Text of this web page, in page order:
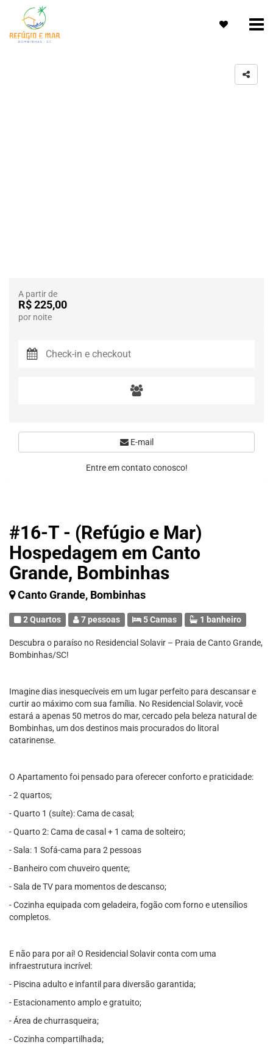
#16-T - (Refúgio e Mar)
Hospedagem em Canto
Grande, Bombinhas
Canto Grande, Bombinhas
2 Quartos 7 pessoas 5 Camas 1 banheiro
Descubra o paraíso no Residencial Solavir – Praia de Canto Grande,
Bombinhas/SC!
Imagine dias inesquecíveis em um lugar perfeito para descansar e
curtir ao máximo com sua família. No Residencial Solavir, você
estará a apenas 50 metros do mar, cercado pela beleza natural de
Bombinhas, um dos destinos mais procurados do litoral
catarinense.
O Apartamento foi pensado para oferecer conforto e praticidade:
- 2 quartos;
- Quarto 1 (suíte): Cama de casal;
- Quarto 2: Cama de casal + 1 cama de solteiro;
- Sala: 1 Sofá-cama para 2 pessoas
- Banheiro com chuveiro quente;
- Sala de TV para momentos de descanso;
- Cozinha equipada com geladeira, fogão com forno e utensílios
completos.
E não para por aí! O Residencial Solavir conta com uma
infraestrutura incrível:
- Piscina adulto e infantil para diversão garantida;
- Estacionamento amplo e gratuito;
- Área de churrasqueira;
- Cozinha compartilhada;
A partir de
R$ 225,00
por noite
E-mail
Entre em contato conosco!